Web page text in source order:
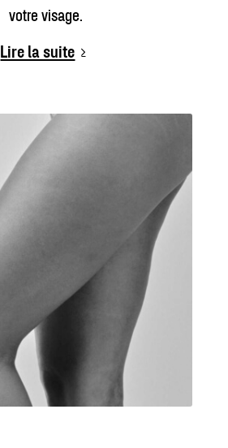
votre visage.
Lire la suite